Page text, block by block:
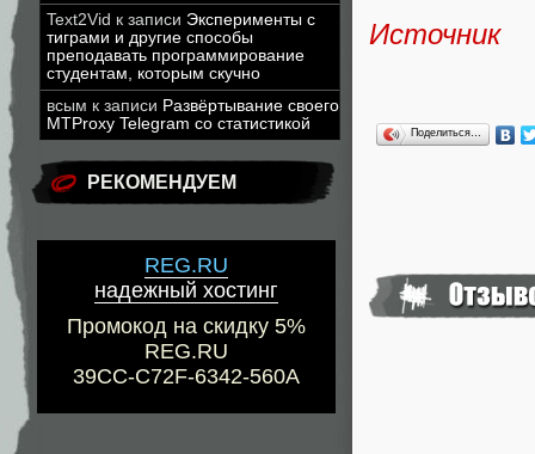
Text2Vid к записи Эксперименты с
тиграми и другие способы
преподавать программирование
студентам, которым скучно
всым к записи Развёртывание своего
MTProxy Telegram со статистикой
РЕКОМЕНДУЕМ
REG.RU
надежный хостинг
Промокод на скидку 5%
REG.RU
39CC-C72F-6342-560A
Источник
Поделиться…